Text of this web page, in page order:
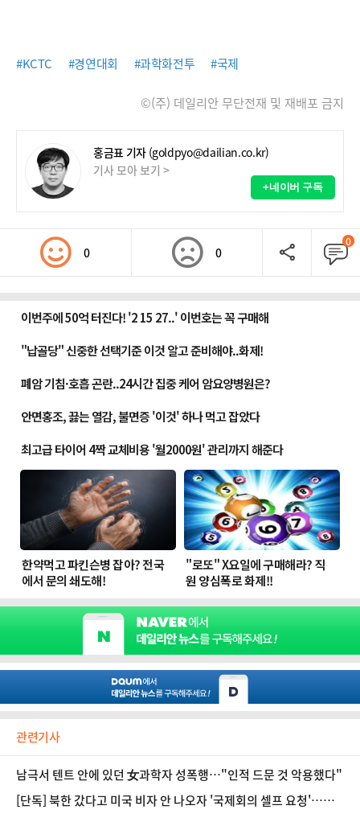
#KCTC #경연대회 #과학화전투 #국제
©(주) 데일리안 무단전재 및 재배포 금지
홍금표 기자 (goldpyo@dailian.co.kr)
기사 모아 보기 >
+네이버 구독
0 0
0
관련기사
남극서 텐트 안에 있던 女과학자 성폭행…"인적 드문 것 악용했다"
[단독] 북한 갔다고 미국 비자 안 나오자 '국제회의 셀프 요청'…남